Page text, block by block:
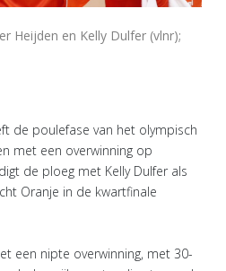
Heijden en Kelly Dulfer (vlnr);
de poulefase van het olympisch
met een overwinning op
de ploeg met Kelly Dulfer als
Oranje in de kwartfinale
een nipte overwinning, met 30-